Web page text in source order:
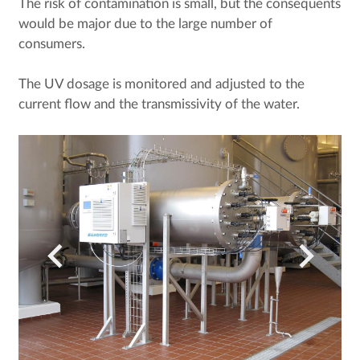
The risk of contamination is small, but the consequents
would be major due to the large number of
consumers.
The UV dosage is monitored and adjusted to the
current flow and the transmissivity of the water.